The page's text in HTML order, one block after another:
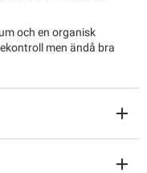
och en organisk
men ändå bra